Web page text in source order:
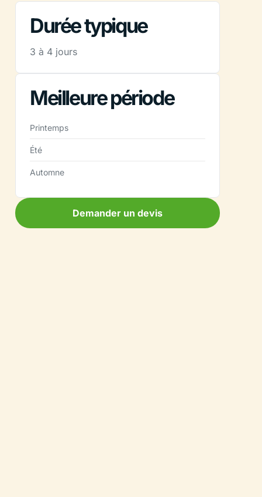
Durée typique
3 à 4 jours
Meilleure période
Printemps
Été
Automne
Demander un devis